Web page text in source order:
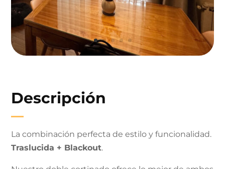
Descripción
La combinación perfecta de estilo y funcionalidad.
Traslucida + Blackout.